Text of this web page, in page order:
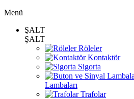
Menü
ŞALT
ŞALT
Röleler
Kontaktör
Sigorta
Lambaları
Trafolar